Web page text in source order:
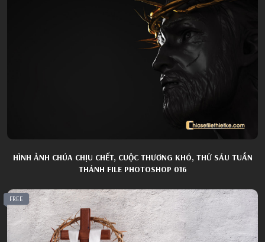
HÌNH ẢNH CHÚA CHỊU CHẾT, CUỘC THƯƠNG KHÓ, THỨ SÁU TUẦN
THÁNH FILE PHOTOSHOP 016
FREE